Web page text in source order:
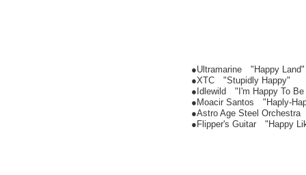
●Ultramarine "Happy Land"
●XTC "Stupidly Happy"
●Idlewild "I'm Happy To Be
●Moacir Santos "Haply-
●Astro Age Steel
●Flipper's Guitar "Happy